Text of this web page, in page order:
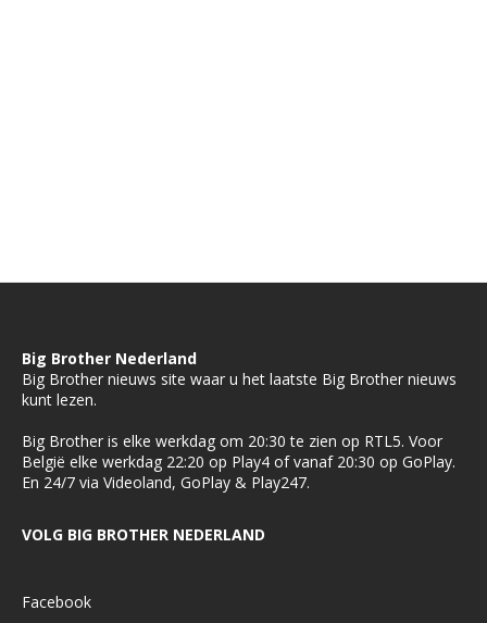
Big Brother Nederland
Big Brother nieuws site waar u het laatste Big Brother nieuws
kunt lezen.
Big Brother is elke werkdag om 20:30 te zien op RTL5. Voor
België elke werkdag 22:20 op Play4 of vanaf 20:30 op GoPlay.
En 24/7 via Videoland, GoPlay & Play247.
VOLG BIG BROTHER NEDERLAND
Facebook